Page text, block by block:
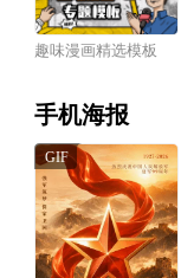
趣味漫画精选模板
手机海报